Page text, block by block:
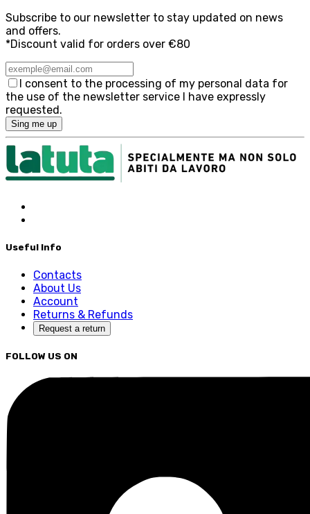
Subscribe to our newsletter to stay updated on news
and offers.
*Discount valid for orders over €80
I consent to the processing of my personal data for
the use of the newsletter service I have expressly
requested.
Sing me up
Useful Info
Contacts
About Us
Account
Returns & Refunds
Request a return
FOLLOW US ON